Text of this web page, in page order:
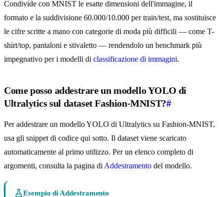
Condivide con MNIST le esatte dimensioni dell'immagine, il
formato e la suddivisione 60.000/10.000 per train/test, ma sostituisce
le cifre scritte a mano con categorie di moda più difficili — come T-
shirt/top, pantaloni e stivaletto — rendendolo un benchmark più
impegnativo per i modelli di classificazione di immagini.
Come posso addestrare un modello YOLO di
Ultralytics sul dataset Fashion-MNIST?#
Per addestrare un modello YOLO di Ultralytics su Fashion-MNIST,
usa gli snippet di codice qui sotto. Il dataset viene scaricato
automaticamente al primo utilizzo. Per un elenco completo di
argomenti, consulta la pagina di Addestramento del modello.
Esempio di Addestramento